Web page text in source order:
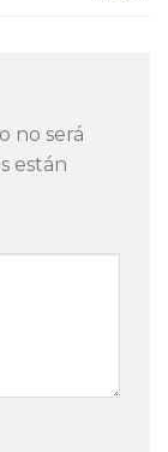
no será
están